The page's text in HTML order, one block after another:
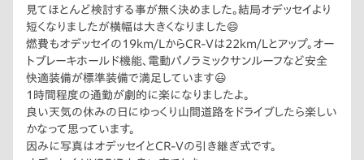
見てほとんど検討する事が無く決めました。結局オデッセイより
短くなりましたが横幅は大きくなりました😄
燃費もオデッセイの19km/LからCR-Vは22km/Lとアップ。オー
トブレーキホールド機能、電動パノラミックサンルーフなど安全
快適装備が標準装備で満足しています😃
1時間程度の通勤が劇的に楽になりましたよ。
良い天気の休みの日にゆっくり山間道路をドライブしたら楽しい
かなって思っています。
因みに写真はオデッセイとCR-Vの引き継ぎ式です。